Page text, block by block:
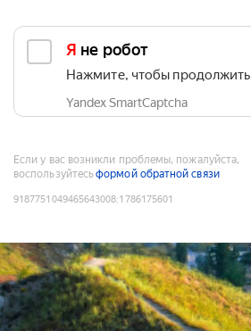
Я не робот
Нажмите, чтобы продолжить
Yandex SmartCaptcha
Если у вас возникли проблемы, пожалуйста,
воспользуйтесьформой обратной связи
9187751049465643008:1786175601